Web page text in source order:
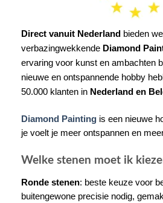
Direct vanuit Nederland bieden
verbazingwekkende Diamond
ervaring voor kunst en ambachten
nieuwe en ontspannende hobby
50.000 klanten in Nederland en
Diamond Painting is een nieuwe
je voelt je meer ontspannen en
Welke stenen moet ik
Ronde stenen: beste keuze voor
buitengewone precisie nodig,